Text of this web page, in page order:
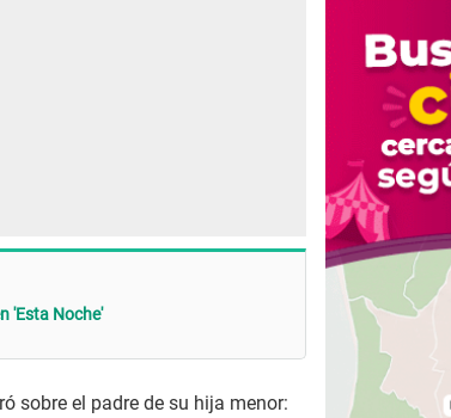
'Esta Noche'
sobre el padre de su hija menor: